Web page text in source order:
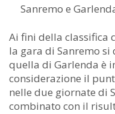
Sanremo e
Ai fini della classifica
la gara di Sanremo
quella di Garlenda è
considerazione il
nelle due giornate di
combinato con il